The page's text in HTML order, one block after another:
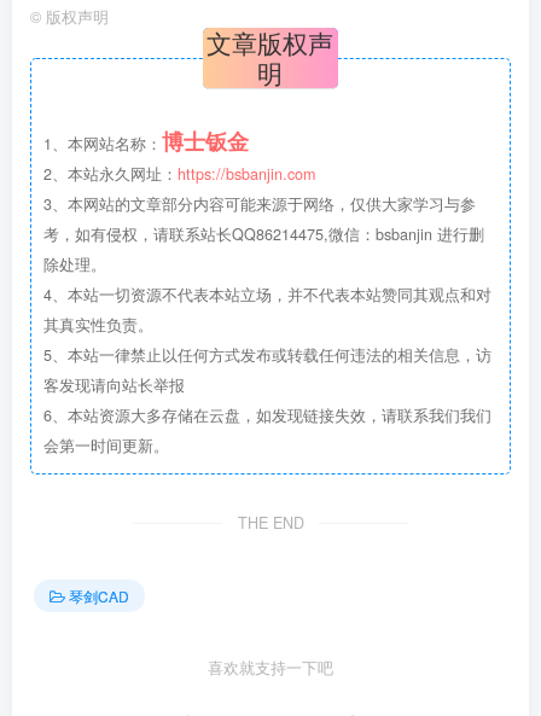
© 版权声明
文章版权声
明
1、本网站名称： 博士钣金
2、本站永久网址： https://bsbanjin.com
3、本网站的文章部分内容可能来源于网络，仅供大家学习与参
考，如有侵权，请联系站长QQ86214475,微信：bsbanjin 进行删
除处理。
4、本站一切资源不代表本站立场，并不代表本站赞同其观点和对
其真实性负责。
5、本站一律禁止以任何方式发布或转载任何违法的相关信息，访
客发现请向站长举报
6、本站资源大多存储在云盘，如发现链接失效，请联系我们我们
会第一时间更新。
THE END
琴剑CAD
喜欢就支持一下吧